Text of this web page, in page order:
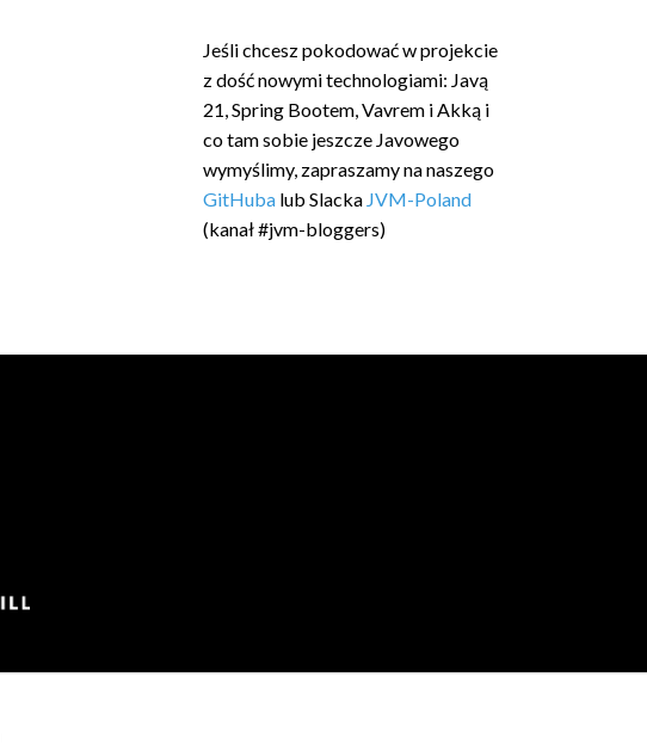
Jeśli chcesz pokodować w projekcie
z dość nowymi technologiami: Javą
21, Spring Bootem, Vavrem i Akką i
co tam sobie jeszcze Javowego
wymyślimy, zapraszamy na naszego
GitHuba lub Slacka JVM-Poland
(kanał #jvm-bloggers)